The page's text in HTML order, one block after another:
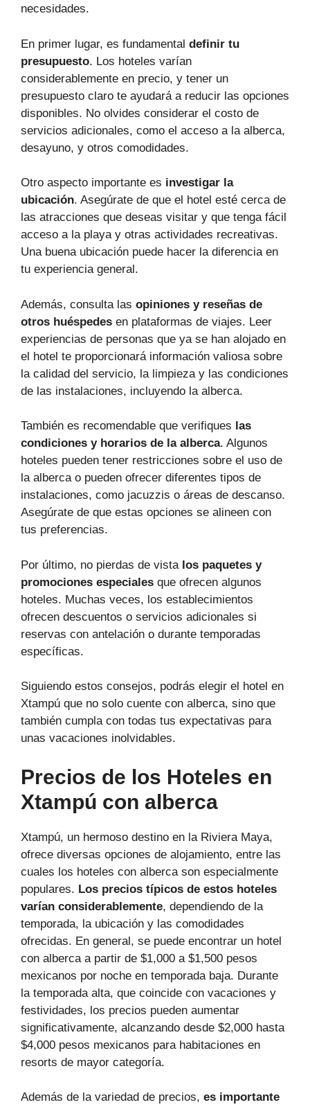
necesidades.
En primer lugar, es fundamental definir tu
presupuesto. Los hoteles varían
considerablemente en precio, y tener un
presupuesto claro te ayudará a reducir las opciones
disponibles. No olvides considerar el costo de
servicios adicionales, como el acceso a la alberca,
desayuno, y otros comodidades.
Otro aspecto importante es investigar la
ubicación. Asegúrate de que el hotel esté cerca de
las atracciones que deseas visitar y que tenga fácil
acceso a la playa y otras actividades recreativas.
Una buena ubicación puede hacer la diferencia en
tu experiencia general.
Además, consulta las opiniones y reseñas de
otros huéspedes en plataformas de viajes. Leer
experiencias de personas que ya se han alojado en
el hotel te proporcionará información valiosa sobre
la calidad del servicio, la limpieza y las condiciones
de las instalaciones, incluyendo la alberca.
También es recomendable que verifiques las
condiciones y horarios de la alberca. Algunos
hoteles pueden tener restricciones sobre el uso de
la alberca o pueden ofrecer diferentes tipos de
instalaciones, como jacuzzis o áreas de descanso.
Asegúrate de que estas opciones se alineen con
tus preferencias.
Por último, no pierdas de vista los paquetes y
promociones especiales que ofrecen algunos
hoteles. Muchas veces, los establecimientos
ofrecen descuentos o servicios adicionales si
reservas con antelación o durante temporadas
específicas.
Siguiendo estos consejos, podrás elegir el hotel en
Xtampú que no solo cuente con alberca, sino que
también cumpla con todas tus expectativas para
unas vacaciones inolvidables.
Precios de los Hoteles en
Xtampú con alberca
Xtampú, un hermoso destino en la Riviera Maya,
ofrece diversas opciones de alojamiento, entre las
cuales los hoteles con alberca son especialmente
populares. Los precios típicos de estos hoteles
varían considerablemente, dependiendo de la
temporada, la ubicación y las comodidades
ofrecidas. En general, se puede encontrar un hotel
con alberca a partir de $1,000 a $1,500 pesos
mexicanos por noche en temporada baja. Durante
la temporada alta, que coincide con vacaciones y
festividades, los precios pueden aumentar
significativamente, alcanzando desde $2,000 hasta
$4,000 pesos mexicanos para habitaciones en
resorts de mayor categoría.
Además de la variedad de precios, es importante